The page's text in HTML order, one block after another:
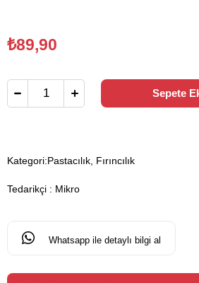
₺89,90
Kategori:Pastacılık, Fırıncılık
Tedarikçi : Mikro
Whatsapp ile detaylı bilgi al